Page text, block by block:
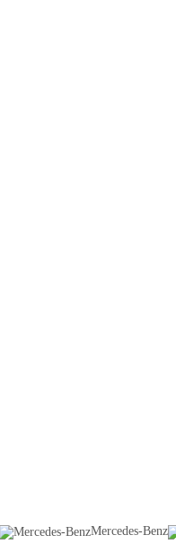
Mercedes-Benz